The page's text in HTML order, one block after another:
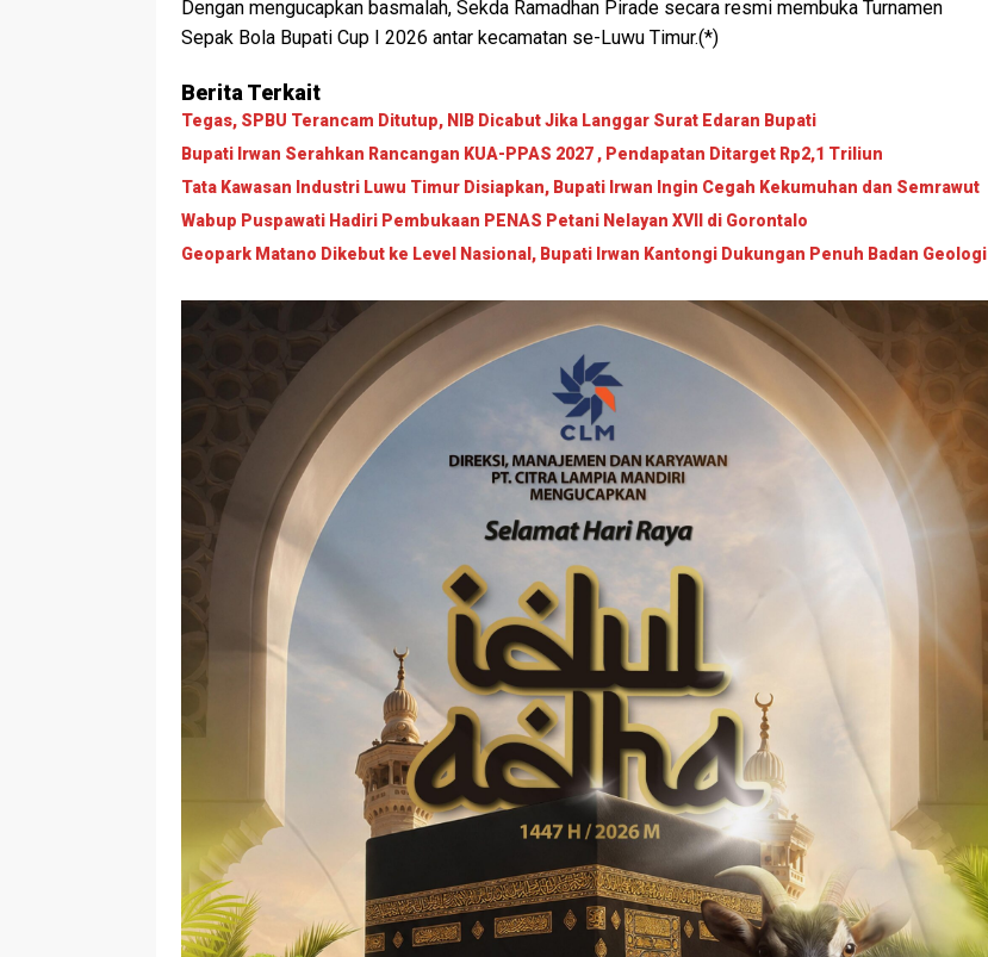
Dengan mengucapkan basmalah, Sekda Ramadhan Pirade secara resmi membuka Turnamen
Sepak Bola Bupati Cup I 2026 antar kecamatan se-Luwu Timur.(*)
Berita Terkait
Tegas, SPBU Terancam Ditutup, NIB Dicabut Jika Langgar Surat Edaran Bupati
Bupati Irwan Serahkan Rancangan KUA-PPAS 2027 , Pendapatan Ditarget Rp2,1 Triliun
Tata Kawasan Industri Luwu Timur Disiapkan, Bupati Irwan Ingin Cegah Kekumuhan dan Semrawut
Wabup Puspawati Hadiri Pembukaan PENAS Petani Nelayan XVII di Gorontalo
Geopark Matano Dikebut ke Level Nasional, Bupati Irwan Kantongi Dukungan Penuh Badan Geologi